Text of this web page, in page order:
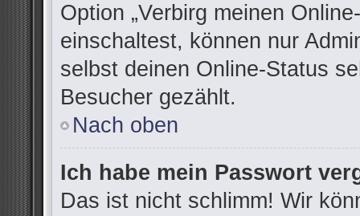
Option „Verbirg meinen
einschaltest, können nur
selbst deinen Online-Status
Besucher gezählt.
Nach oben
Ich habe mein Passwort
Das ist nicht schlimm! Wir